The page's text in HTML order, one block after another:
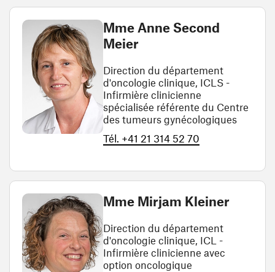
Mme Anne Second
Meier
Direction du département
d'oncologie clinique, ICLS -
Infirmière clinicienne
spécialisée référente du Centre
des tumeurs gynécologiques
Tél. +41 21 314 52 70
Mme Mirjam Kleiner
Direction du département
d'oncologie clinique, ICL -
Infirmière clinicienne avec
option oncologique